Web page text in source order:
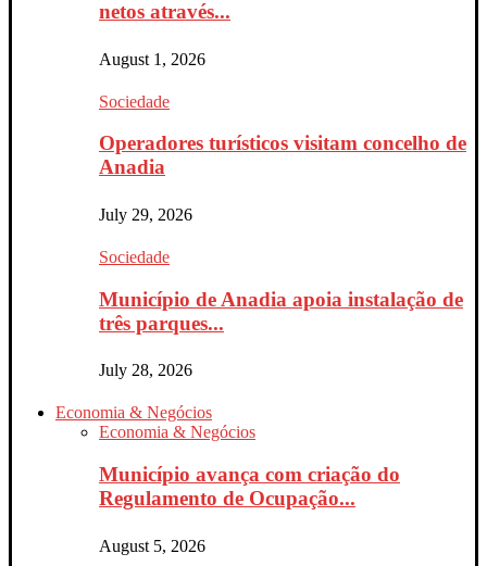
netos através...
August 1, 2026
Sociedade
Operadores turísticos visitam concelho de
Anadia
July 29, 2026
Sociedade
Município de Anadia apoia instalação de
três parques...
July 28, 2026
Economia & Negócios
Economia & Negócios
Município avança com criação do
Regulamento de Ocupação...
August 5, 2026